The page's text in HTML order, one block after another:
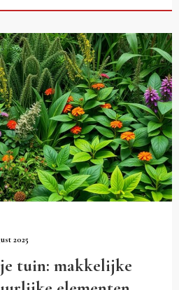
2025
tuin: makkelijke